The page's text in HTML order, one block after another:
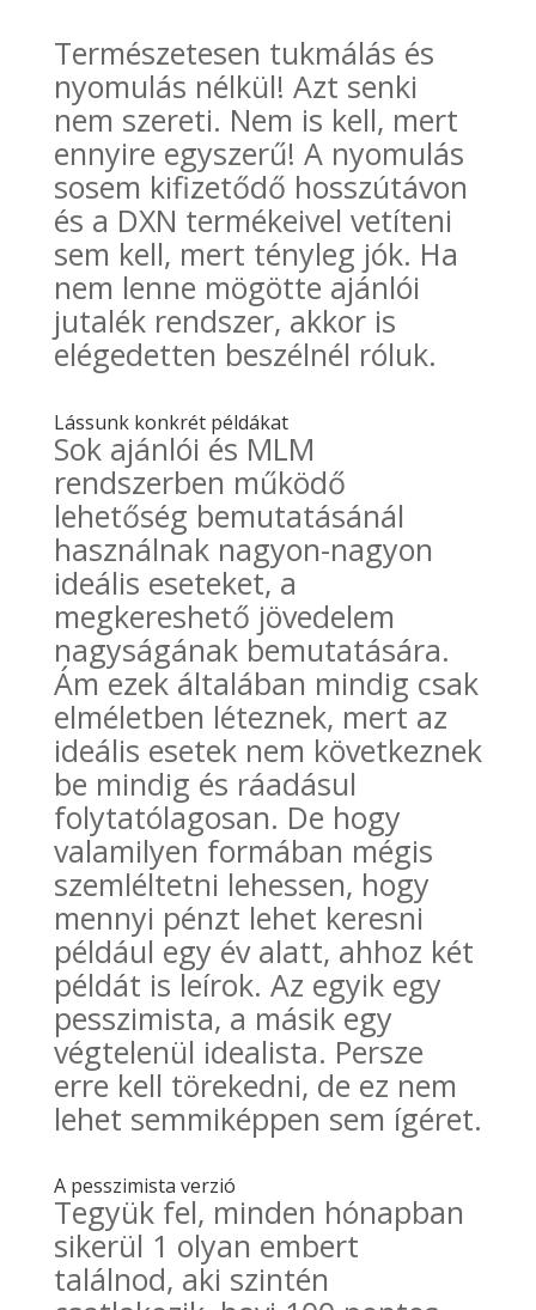
Természetesen tukmálás és
nyomulás nélkül! Azt senki
nem szereti. Nem is kell, mert
ennyire egyszerű! A nyomulás
sosem kifizetődő hosszútávon
és a DXN termékeivel vetíteni
sem kell, mert tényleg jók. Ha
nem lenne mögötte ajánlói
jutalék rendszer, akkor is
elégedetten beszélnél róluk.
Lássunk konkrét példákat
Sok ajánlói és MLM
rendszerben működő
lehetőség bemutatásánál
használnak nagyon-nagyon
ideális eseteket, a
megkereshető jövedelem
nagyságának bemutatására.
Ám ezek általában mindig csak
elméletben léteznek, mert az
ideális esetek nem következnek
be mindig és ráadásul
folytatólagosan. De hogy
valamilyen formában mégis
szemléltetni lehessen, hogy
mennyi pénzt lehet keresni
például egy év alatt, ahhoz két
példát is leírok. Az egyik egy
pesszimista, a másik egy
végtelenül idealista. Persze
erre kell törekedni, de ez nem
lehet semmiképpen sem ígéret.
A pesszimista verzió
Tegyük fel, minden hónapban
sikerül 1 olyan embert
találnod, aki szintén